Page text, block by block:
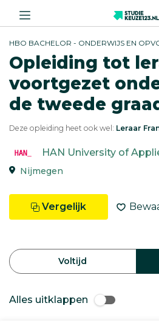
HBO BACHELOR - ONDERWIJS EN
Opleiding tot
voortgezet
de tweede
Deze opleiding heet ook wel: Leraar
HAN University of
Nijmegen
Vergelijk
Voltijd
Alles uitklappen